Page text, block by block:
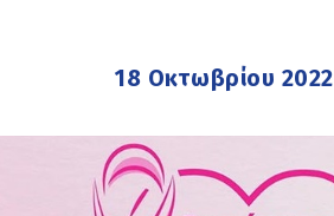
18 Οκτωβρίου 2022